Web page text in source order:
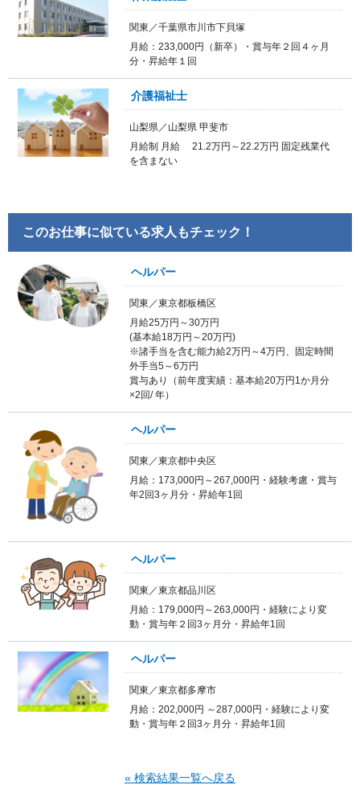
関東／千葉県市川市下貝塚
月給：233,000円（新卒）・賞与年２回４ヶ月
分・昇給年１回
介護福祉士
山梨県／山梨県 甲斐市
月給制 月給 21.2万円～22.2万円 固定残業代
を含まない
このお仕事に似ている求人もチェック！
ヘルパー
関東／東京都板橋区
月給25万円～30万円
(基本給18万円～20万円)
※諸手当を含む能力給2万円～4万円、固定時間
外手当5～6万円
賞与あり（前年度実績：基本給20万円1か月分
×2回/ 年）
ヘルパー
関東／東京都中央区
月給：173,000円～267,000円・経験考慮・賞与
年2回3ヶ月分・昇給年1回
ヘルパー
関東／東京都品川区
月給：179,000円～263,000円・経験により変
動・賞与年２回3ヶ月分・昇給年1回
ヘルパー
関東／東京都多摩市
月給：202,000円 ～287,000円・経験により変
動・賞与年２回3ヶ月分・昇給年1回
« 検索結果一覧へ戻る